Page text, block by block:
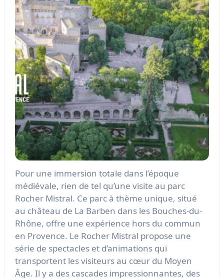
Pour une immersion totale dans l’époque
médiévale, rien de tel qu’une visite au parc
Rocher Mistral. Ce parc à thème unique, situé
au château de La Barben dans les Bouches-du-
Rhône, offre une expérience hors du commun
en Provence. Le Rocher Mistral propose une
série de spectacles et d’animations qui
transportent les visiteurs au cœur du Moyen
Âge. Il y a des cascades impressionnantes, des